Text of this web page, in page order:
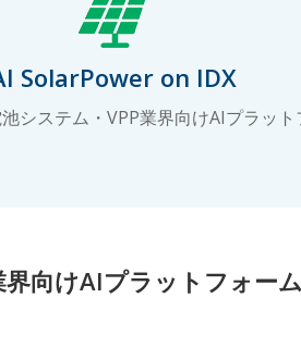
SolarPower on IDX
システム・VPP業界向けAIプラット
向けAIプラットフォーム